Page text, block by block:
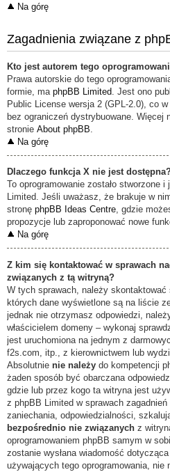
Na górę
Zagadnienia związane z
Kto jest autorem tego
Prawa autorskie do tego
formie, ma phpBB Limited. Jest ono
Public License wersja 2 (GPL-2.0), co
bez ograniczeń dystrybuowane. Więcej
stronie About phpBB.
Na górę
Dlaczego funkcja X nie jest
To oprogramowanie zostało stworzone
Limited. Jeśli uważasz, że brakuje w
stronę phpBB Ideas Centre, gdzie
propozycje lub zaproponować nowe
Na górę
Z kim się kontaktować w sprawach
związanych z tą witryną?
W tych sprawach, należy skontaktować
których dane wyświetlone są na liście
jednak nie otrzymasz odpowiedzi,
właścicielem domeny – wykonaj
jest uruchomiona na jednym z
f2s.com, itp., z kierownictwem lub
Absolutnie nie należy do kompetencji
żaden sposób być obarczana
gdzie lub przez kogo ta witryna jest
z phpBB Limited w sprawach
zaniechania, odpowiedzialności,
bezpośrednio nie związanych z
oprogramowaniem phpBB samym w
zostanie wysłana wiadomość dotycząca
używających tego oprogramowania,